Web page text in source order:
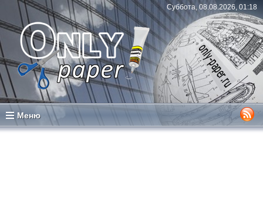
Суббота, 08.08.2026, 01:18
Меню